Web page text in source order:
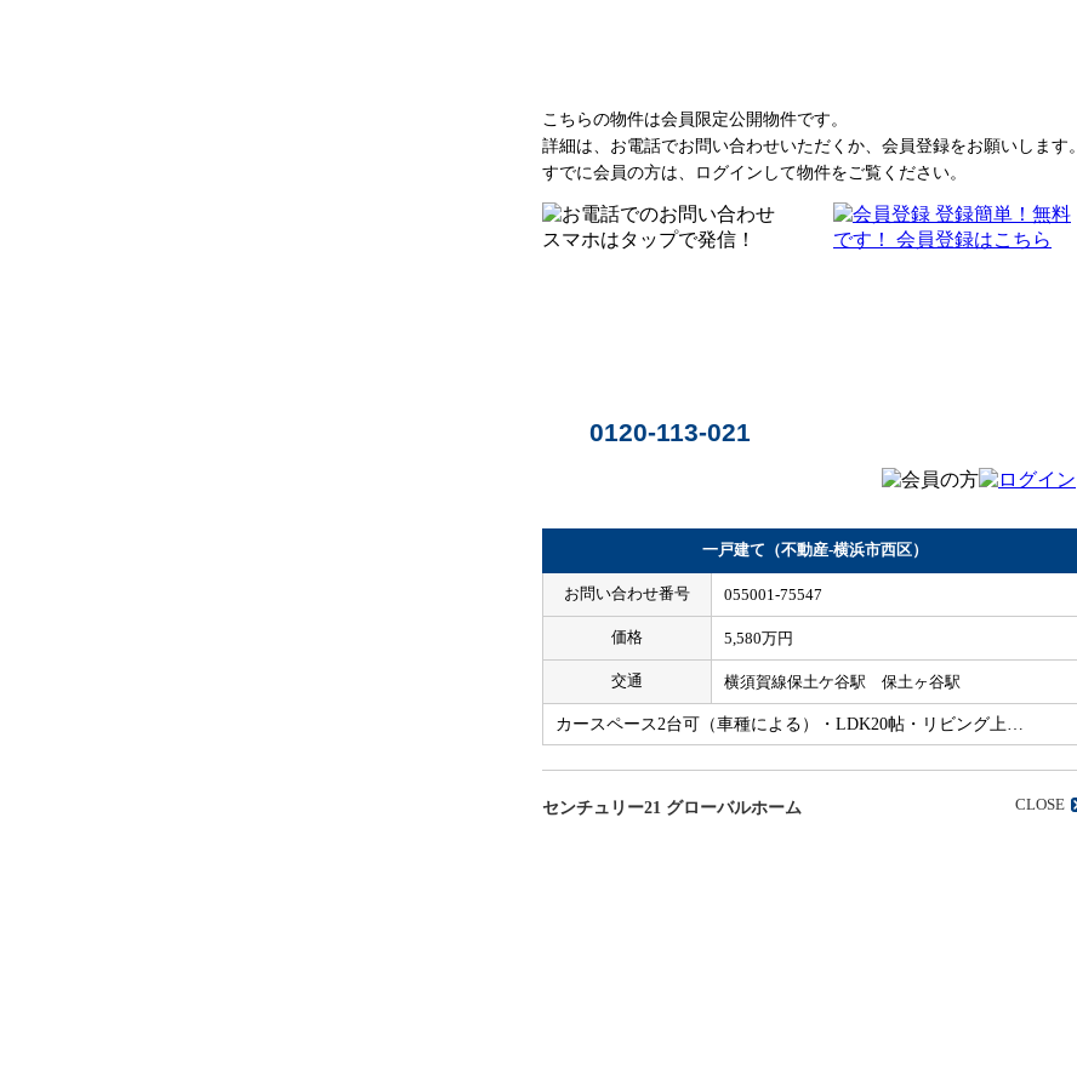
こちらの物件は会員限定公開物件です。
詳細は、お電話でお問い合わせいただくか、会員登録をお願いします。
すでに会員の方は、ログインして物件をご覧ください。
0120-113-021
一戸建て（不動産-横浜市西区）
お問い合わせ番号 055001-75547
価格 5,580万円
交通 横須賀線保土ケ谷駅 保土ヶ谷駅
カースペース2台可（車種による）・LDK20帖・リビング上…
センチュリー21 グローバルホーム CLOSE